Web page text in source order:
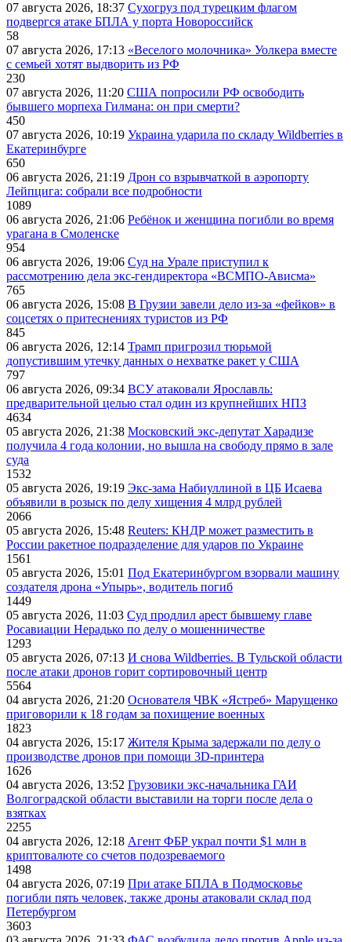
07 августа 2026, 18:37 Сухогруз под турецким флагом
подвергся атаке БПЛА у порта Новороссийск
58
07 августа 2026, 17:13 «Веселого молочника» Уолкера вместе
с семьей хотят выдворить из РФ
230
07 августа 2026, 11:20 США попросили РФ освободить
бывшего морпеха Гилмана: он при смерти?
450
07 августа 2026, 10:19 Украина ударила по складу Wildberries в
Екатеринбурге
650
06 августа 2026, 21:19 Дрон со взрывчаткой в аэропорту
Лейпцига: собрали все подробности
1089
06 августа 2026, 21:06 Ребёнок и женщина погибли во время
урагана в Смоленске
954
06 августа 2026, 19:06 Суд на Урале приступил к
рассмотрению дела экс-гендиректора «ВСМПО-Ависма»
765
06 августа 2026, 15:08 В Грузии завели дело из-за «фейков» в
соцсетях о притеснениях туристов из РФ
845
06 августа 2026, 12:14 Трамп пригрозил тюрьмой
допустившим утечку данных о нехватке ракет у США
797
06 августа 2026, 09:34 ВСУ атаковали Ярославль:
предварительной целью стал один из крупнейших НПЗ
4634
05 августа 2026, 21:38 Московский экс-депутат Харадизе
получила 4 года колонии, но вышла на свободу прямо в зале
суда
1532
05 августа 2026, 19:19 Экс-зама Набиуллиной в ЦБ Исаева
объявили в розыск по делу хищения 4 млрд рублей
2066
05 августа 2026, 15:48 Reuters: КНДР может разместить в
России ракетное подразделение для ударов по Украине
1561
05 августа 2026, 15:01 Под Екатеринбургом взорвали машину
создателя дрона «Упырь», водитель погиб
1449
05 августа 2026, 11:03 Суд продлил арест бывшему главе
Росавиации Нерадько по делу о мошенничестве
1293
05 августа 2026, 07:13 И снова Wildberries. В Тульской области
после атаки дронов горит сортировочный центр
5564
04 августа 2026, 21:20 Основателя ЧВК «Ястреб» Марущенко
приговорили к 18 годам за похищение военных
1823
04 августа 2026, 15:17 Жителя Крыма задержали по делу о
производстве дронов при помощи 3D‑принтера
1626
04 августа 2026, 13:52 Грузовики экс-начальника ГАИ
Волгоградской области выставили на торги после дела о
взятках
2255
04 августа 2026, 12:18 Агент ФБР украл почти $1 млн в
криптовалюте со счетов подозреваемого
1498
04 августа 2026, 07:19 При атаке БПЛА в Подмосковье
погибли пять человек, также дроны атаковали склад под
Петербургом
3603